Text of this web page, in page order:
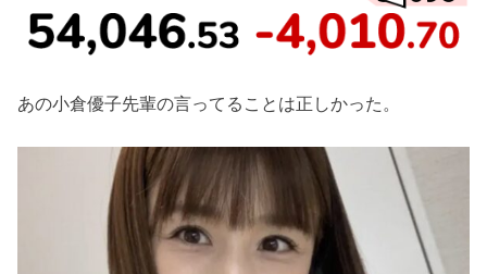
あの小倉優子先輩の言ってることは正しかった。